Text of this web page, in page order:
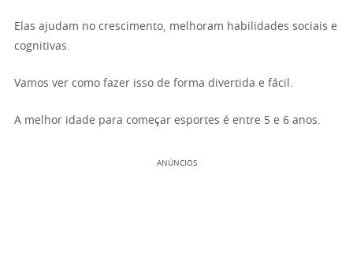
Elas ajudam no crescimento, melhoram habilidades sociais e
cognitivas.
Vamos ver como fazer isso de forma divertida e fácil.
A melhor idade para começar esportes é entre 5 e 6 anos.
ANÚNCIOS